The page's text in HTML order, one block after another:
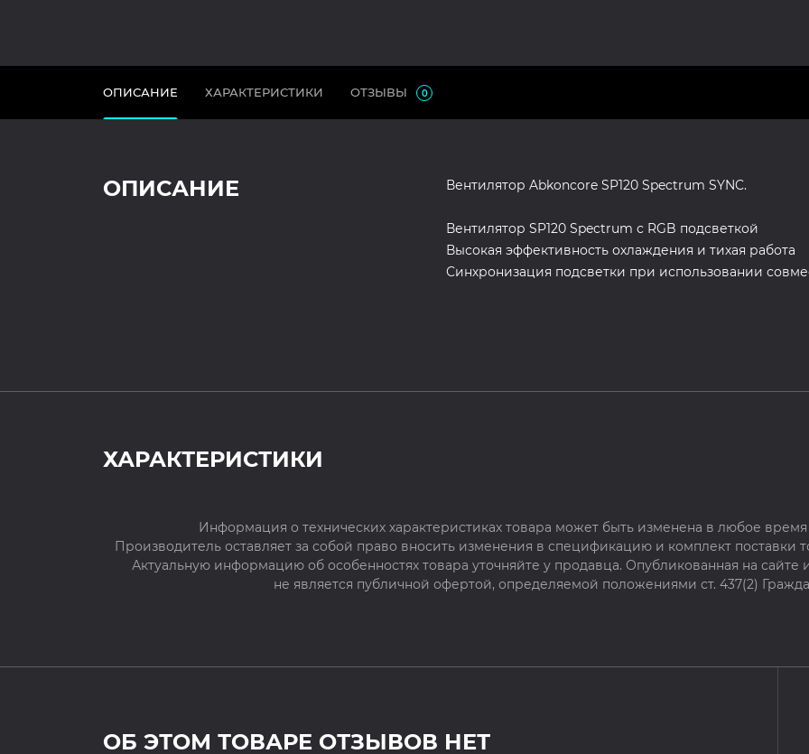
ОПИСАНИЕ ХАРАКТЕРИСТИКИ ОТЗЫВЫ 0
ОПИСАНИЕ Вентилятор Abkoncore SP120 Spectrum SYNC.
Вентилятор SP120 Spectrum с RGB подсветкой
Высокая эффективность охлаждения и тихая работа
Синхронизация подсветки при использовании
ХАРАКТЕРИСТИКИ
Информация о технических характеристиках товара может быть изменена в любое
Производитель оставляет за собой право вносить изменения в спецификацию и комплект поставки
Актуальную информацию об особенностях товара уточняйте у продавца. Опубликованная на
не является публичной офертой, определяемой положениями ст. 437(2)
ОБ ЭТОМ ТОВАРЕ ОТЗЫВОВ НЕТ